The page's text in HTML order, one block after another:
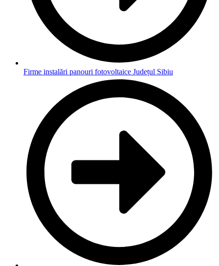
Firme instalări panouri fotovoltaice Județul Sibiu